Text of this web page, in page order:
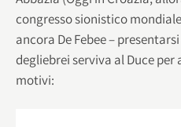
congresso sionistico
ancora De Febee –
degliebrei serviva al Duce
motivi: